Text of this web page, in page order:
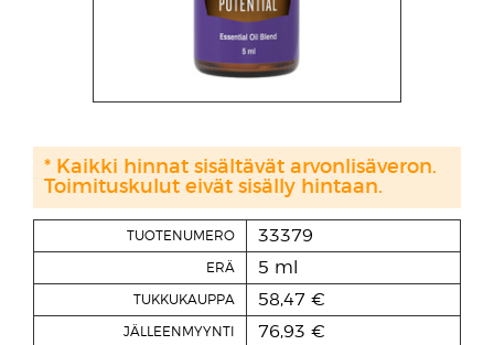
TUOTENUMERO 33379
ERÄ 5 ml
TUKKUKAUPPA 58,47 €
JÄLLEENMYYNTI 76,93 €
* Kaikki hinnat sisältävät arvonlisäveron.
Toimituskulut eivät sisälly hintaan.